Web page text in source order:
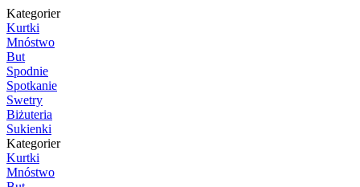
Kategorier
Kurtki
Mnóstwo
But
Spodnie
Spotkanie
Swetry
Biżuteria
Sukienki
Kategorier
Kurtki
Mnóstwo